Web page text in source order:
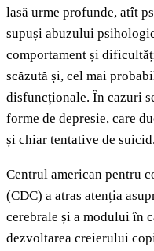
lasă urme profunde, atît
supuși abuzului
comportament și
scăzută și, cel mai
disfuncționale. În cazuri
forme de depresie, care
și chiar tentative de suicid.
Centrul american pentru
(CDC) a atras atenția
cerebrale și a modului în
dezvoltarea creierului